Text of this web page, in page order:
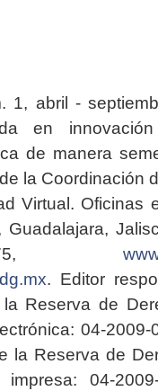
1, abril -
en
de manera
la Coordinación
Virtual. Oficinas
. Editor
Reserva de
04-2009-
la Reserva de
04-2009-